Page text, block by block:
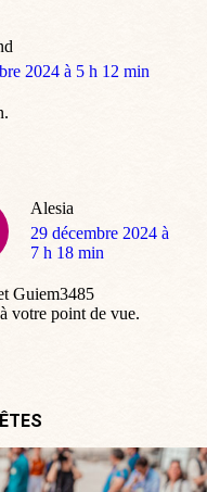
2024 à 5 h 12 min
Alesia
dit
:
29 décembre 2024 à
7 h 18 min
Guiem3485
votre point de vue.